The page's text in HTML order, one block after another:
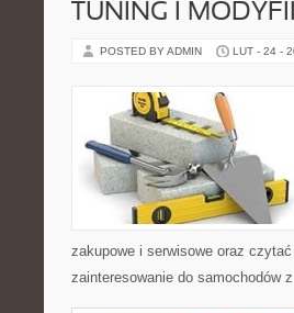
TUNING I
POSTED BY ADMIN LUT - 24 -
zakupowe i serwisowe oraz
zainteresowanie do samochodów